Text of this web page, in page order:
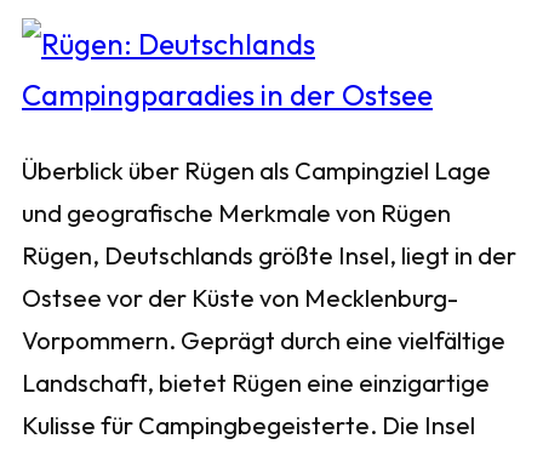
Überblick über Rügen als Campingziel Lage
und geografische Merkmale von Rügen
Rügen, Deutschlands größte Insel, liegt in der
Ostsee vor der Küste von Mecklenburg-
Vorpommern. Geprägt durch eine vielfältige
Landschaft, bietet Rügen eine einzigartige
Kulisse für Campingbegeisterte. Die Insel